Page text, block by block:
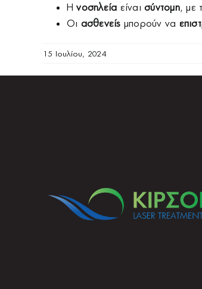
Ηνοσηλεία είναισύντομη, με
Οι ασθενείς μπορούν να
15 Ιουλίου, 2024